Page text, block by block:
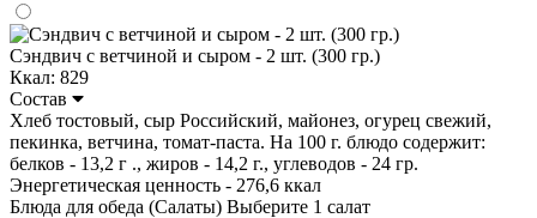
Сэндвич с ветчиной и сыром - 2 шт. (300 гр.)
Ккал: 829
Состав
Хлеб тостовый, сыр Российский, майонез, огурец свежий,
пекинка, ветчина, томат-паста. На 100 г. блюдо содержит:
белков - 13,2 г ., жиров - 14,2 г., углеводов - 24 гр.
Энергетическая ценность - 276,6 ккал
Блюда для обеда (Салаты) Выберите 1 салат